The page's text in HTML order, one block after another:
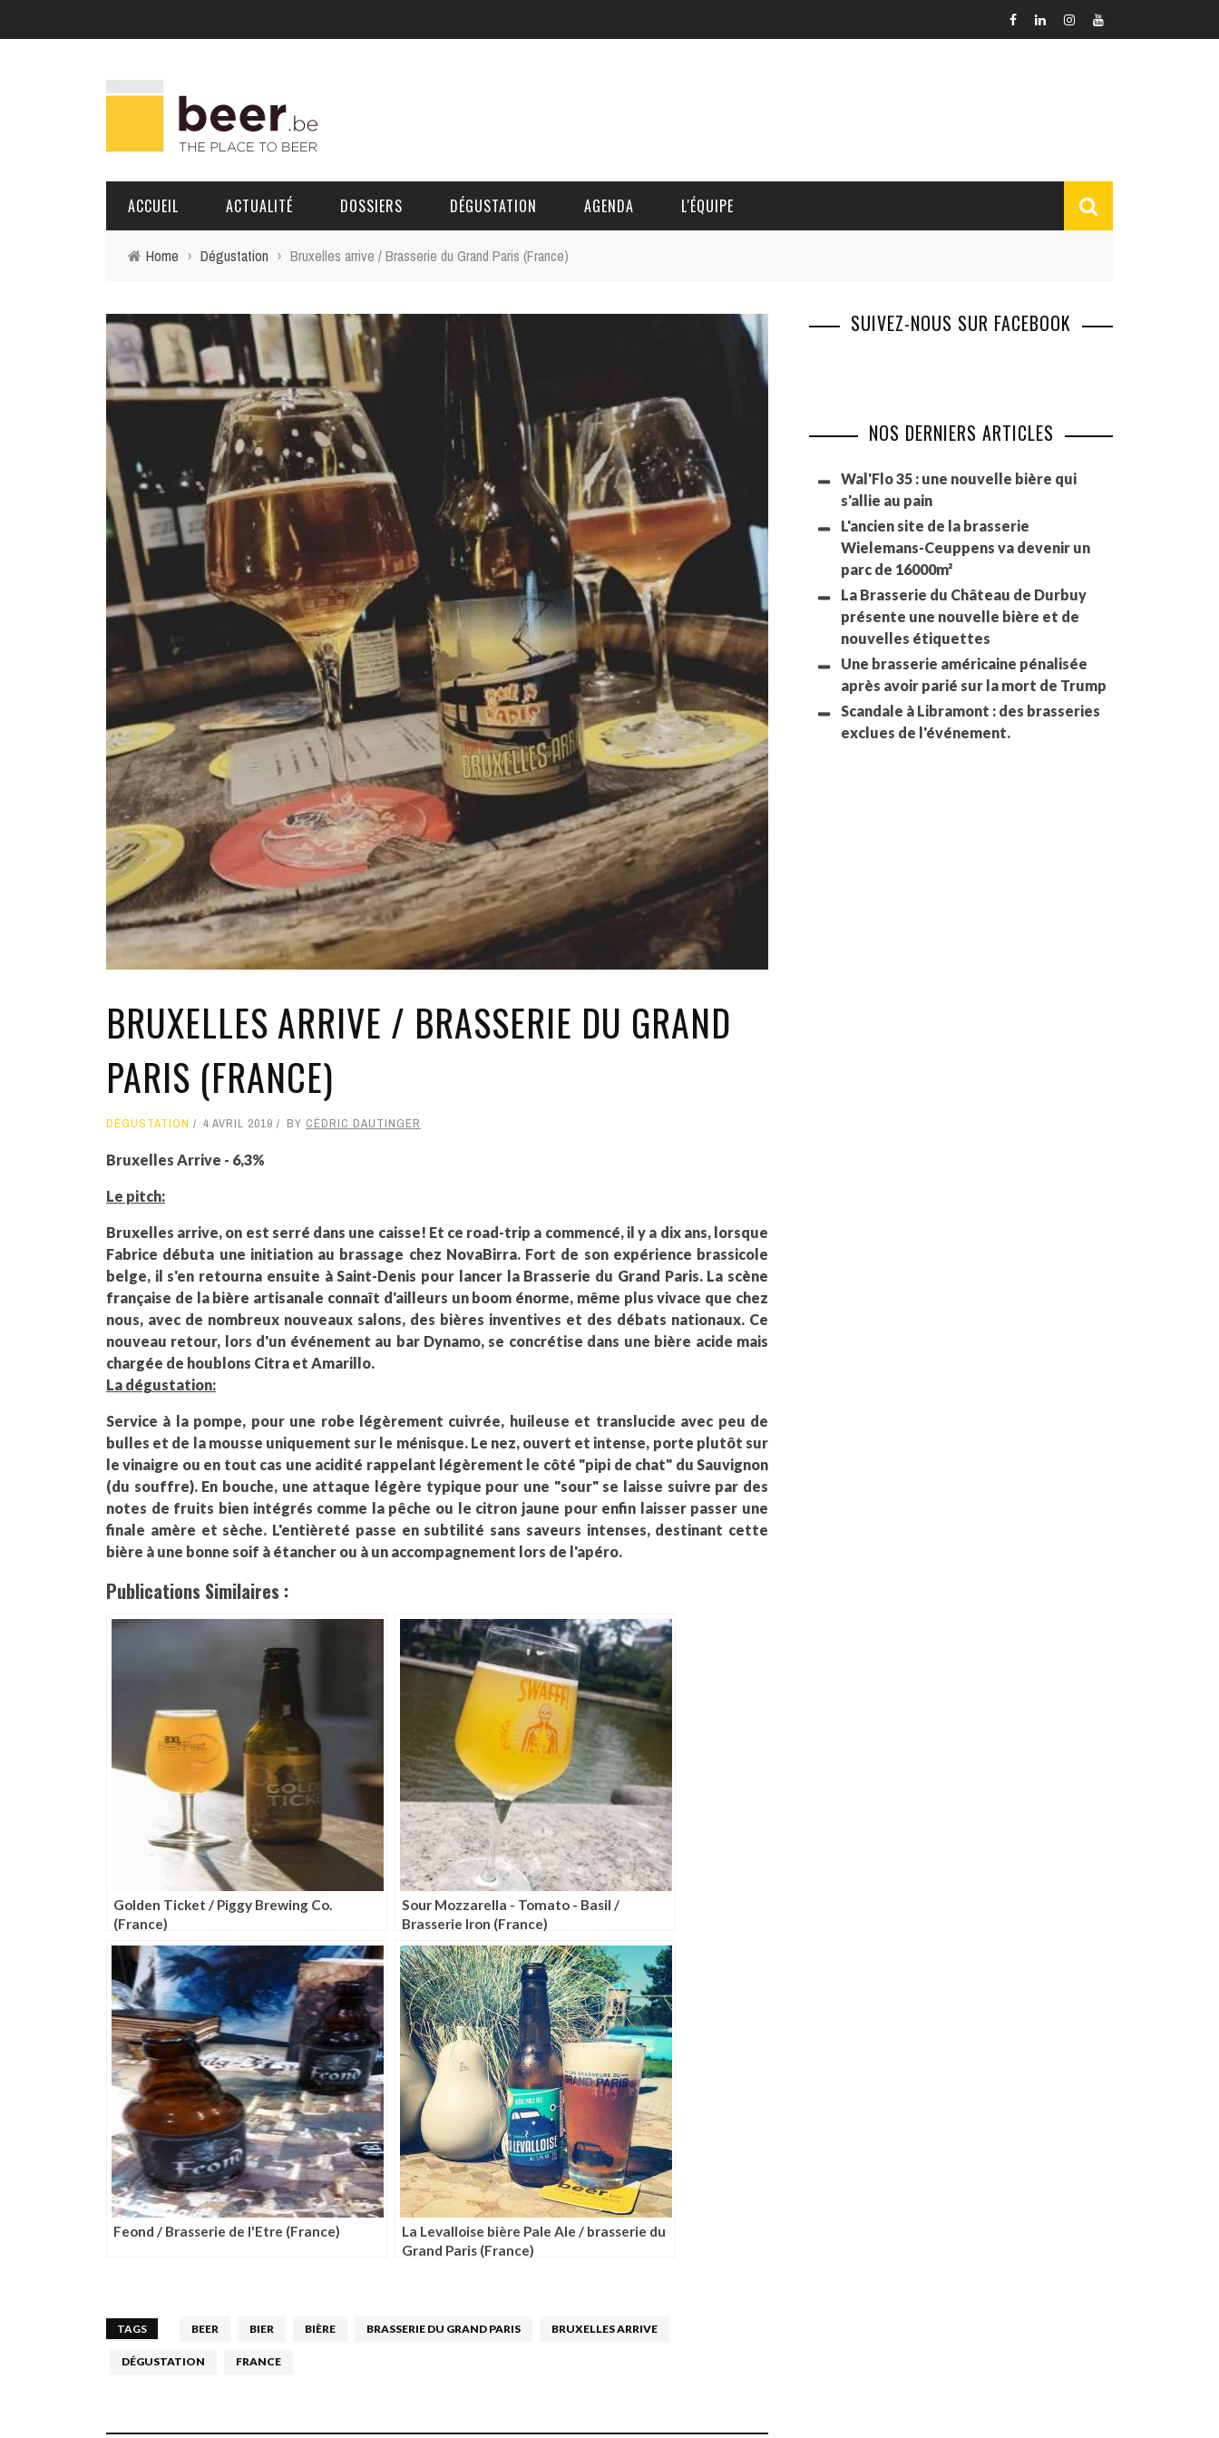
ACCUEIL ACTUALITÉ DOSSIERS
PORTRAITS
DÉGUSTATION AGENDA L'ÉQUIPE
DAVID BLOCTEUR
ALAIN DE BOUVÈRE
HÉLÈNE SPITAELS
AGALMA PADAW0NE
JEREMY KUPROWSKI
FLORENCE CONSTANTIN
Home › Dégustation › Bruxelles arrive / Brasserie du Grand Paris (France)
BRUXELLES ARRIVE / BRASSERIE DU GRAND
PARIS (FRANCE)
DÉGUSTATION 4 AVRIL 2019 BY CÉDRIC DAUTINGER
Bruxelles Arrive - 6,3%
Le pitch:
Bruxelles arrive, on est serré dans une caisse! Et ce road-trip a commencé, il y a dix ans, lorsque
Fabrice débuta une initiation au brassage chez NovaBirra. Fort de son expérience brassicole
belge, il s'en retourna ensuite à Saint-Denis pour lancer la Brasserie du Grand Paris. La scène
française de la bière artisanale connaît d'ailleurs un boom énorme, même plus vivace que chez
nous, avec de nombreux nouveaux salons, des bières inventives et des débats nationaux. Ce
nouveau retour, lors d'un événement au bar Dynamo, se concrétise dans une bière acide mais
chargée de houblons Citra et Amarillo.
La dégustation:
Service à la pompe, pour une robe légèrement cuivrée, huileuse et translucide avec peu de
bulles et de la mousse uniquement sur le ménisque. Le nez, ouvert et intense, porte plutôt sur
le vinaigre ou en tout cas une acidité rappelant légèrement le côté "pipi de chat" du Sauvignon
(du souffre). En bouche, une attaque légère typique pour une "sour" se laisse suivre par des
notes de fruits bien intégrés comme la pêche ou le citron jaune pour enfin laisser passer une
finale amère et sèche. L'entièreté passe en subtilité sans saveurs intenses, destinant cette
bière à une bonne soif à étancher ou à un accompagnement lors de l'apéro.
Publications Similaires :
Golden Ticket / Piggy Brewing Co.
(France)
Sour Mozzarella - Tomato - Basil /
Brasserie Iron (France)
Feond / Brasserie de l'Etre (France)
La Levalloise bière Pale Ale / brasserie du
Grand Paris (France)
TAGS BEER BIER BIÈRE BRASSERIE DU GRAND PARIS BRUXELLES ARRIVE
DÉGUSTATION FRANCE
SUIVEZ-NOUS SUR FACEBOOK
NOS DERNIERS ARTICLES
Wal'Flo 35 : une nouvelle bière qui
s'allie au pain
L'ancien site de la brasserie
Wielemans-Ceuppens va devenir un
parc de 16000m²
La Brasserie du Château de Durbuy
présente une nouvelle bière et de
nouvelles étiquettes
Une brasserie américaine pénalisée
après avoir parié sur la mort de Trump
Scandale à Libramont : des brasseries
exclues de l'événement.